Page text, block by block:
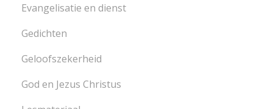
Evangelisatie en dienst
Gedichten
Geloofszekerheid
God en Jezus Christus